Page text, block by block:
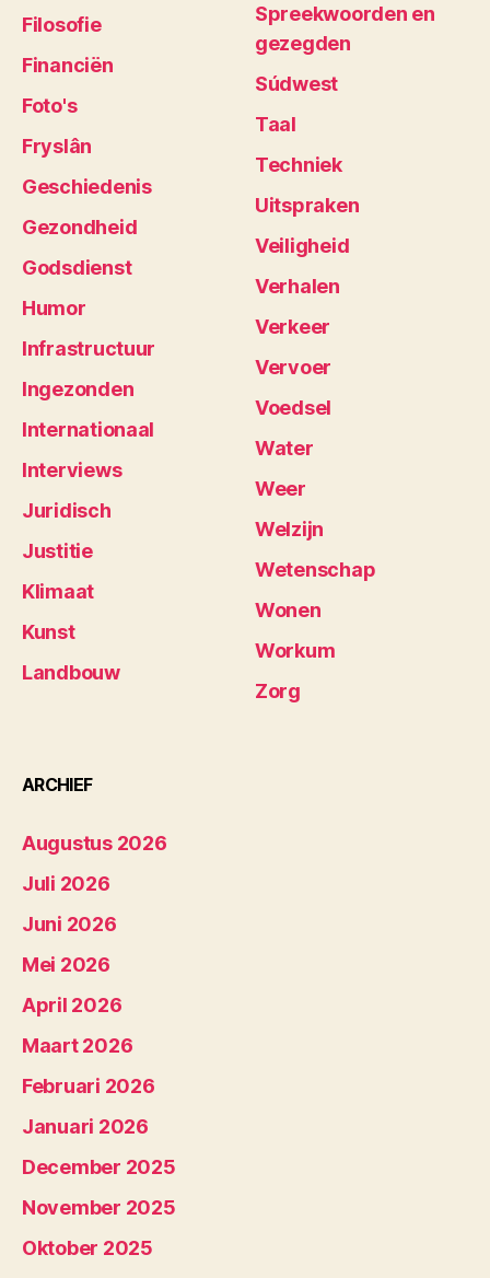
Filosofie
Financiën
Foto's
Fryslân
Geschiedenis
Gezondheid
Godsdienst
Humor
Infrastructuur
Ingezonden
Internationaal
Interviews
Juridisch
Justitie
Klimaat
Kunst
Landbouw
Spreekwoorden en
gezegden
Súdwest
Taal
Techniek
Uitspraken
Veiligheid
Verhalen
Verkeer
Vervoer
Voedsel
Water
Weer
Welzijn
Wetenschap
Wonen
Workum
Zorg
ARCHIEF
Augustus 2026
Juli 2026
Juni 2026
Mei 2026
April 2026
Maart 2026
Februari 2026
Januari 2026
December 2025
November 2025
Oktober 2025